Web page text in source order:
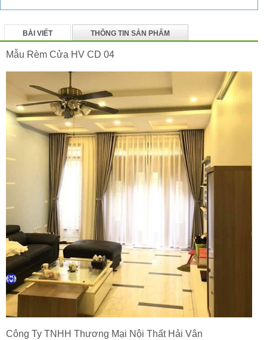
BÀI VIẾT THÔNG TIN SẢN PHẨM
BÌNH LUẬN
Mẫu Rèm Cửa HV CD 04
Công Ty TNHH Thương Mại Nội Thất Hải Vân